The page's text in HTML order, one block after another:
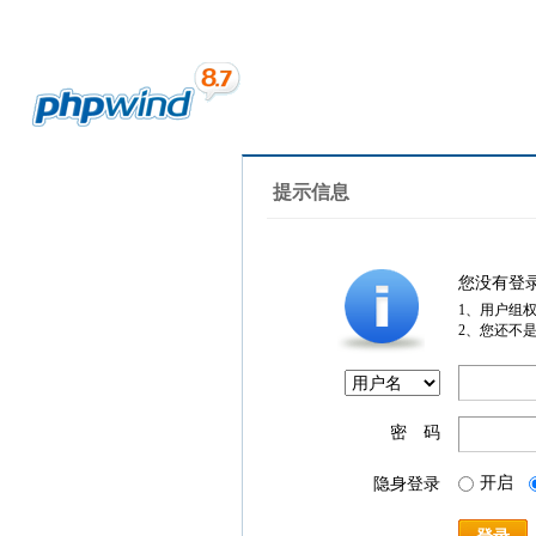
提示信息
您没有登
1、用户组
2、您还不
密 码
隐身登录 开启